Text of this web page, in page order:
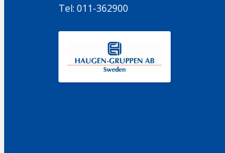
Tel:011-362900